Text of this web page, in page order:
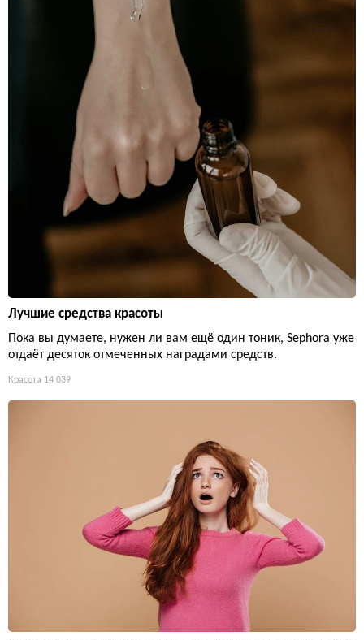
Лучшие средства красоты
Пока вы думаете, нужен ли вам ещё один тоник, Sephora уже
отдаёт десяток отмеченных наградами средств.
Красота 14 039